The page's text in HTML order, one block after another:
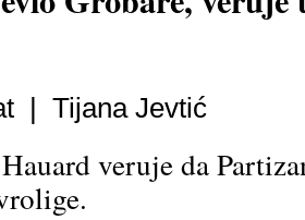
| Tijana Jevtić
veruje da